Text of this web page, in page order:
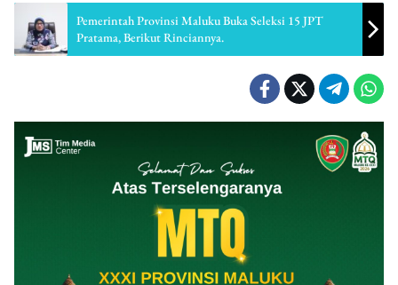
Pemerintah Provinsi Maluku Buka Seleksi 15 JPT
Pratama, Berikut Rinciannya.